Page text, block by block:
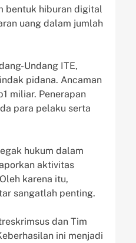
bentuk hiburan digital
uang dalam jumlah
Undang ITE,
pidana. Ancaman
miliar. Penerapan
para pelaku serta
hukum dalam
aktivitas
karena itu,
sangatlah penting.
dan Tim
ini menjadi